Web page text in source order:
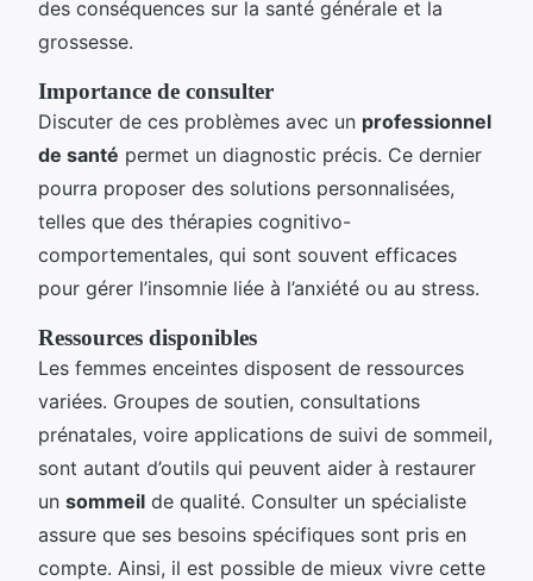
des conséquences sur la santé générale et la
grossesse.
Importance de consulter
Discuter de ces problèmes avec un professionnel
de santé permet un diagnostic précis. Ce dernier
pourra proposer des solutions personnalisées,
telles que des thérapies cognitivo-
comportementales, qui sont souvent efficaces
pour gérer l’insomnie liée à l’anxiété ou au stress.
Ressources disponibles
Les femmes enceintes disposent de ressources
variées. Groupes de soutien, consultations
prénatales, voire applications de suivi de sommeil,
sont autant d’outils qui peuvent aider à restaurer
un sommeil de qualité. Consulter un spécialiste
assure que ses besoins spécifiques sont pris en
compte. Ainsi, il est possible de mieux vivre cette